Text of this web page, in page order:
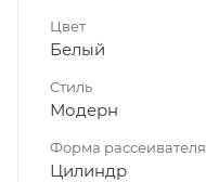
Цвет
Белый
Стиль
Модерн
Форма рассеивателя
Цилиндр